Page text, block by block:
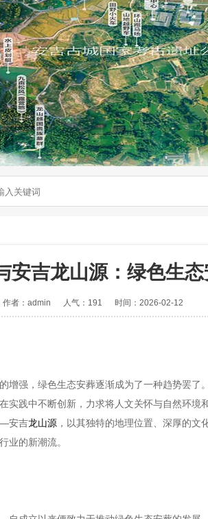
安吉龙山源：绿色生
作者：admin 人气：191 时间：2026-02-12
增强，绿色生态安葬逐渐成为了一种趋势罢了
实践中不断创新，力求将人文关怀与自然环境
安吉龙山源 ，以其独特的地理位置、深厚的文
业的新潮流。